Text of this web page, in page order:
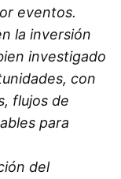
eventos.
la inversión
investigado
con
flujos de
para
del